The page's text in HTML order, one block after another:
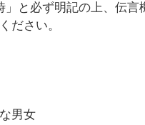
と必ず明記の上、伝言
ださい。
男女